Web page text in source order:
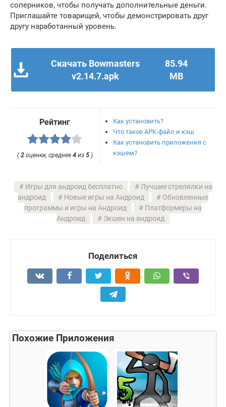
соперников, чтобы получать дополнительные деньги.
Приглашайте товарищей, чтобы демонстрировать друг
другу наработанный уровень.
Скачать Bowmasters
v2.14.7.apk
85.94
MB
Рейтинг
(2оценки, среднее 4из 5)
Как установить?
Что такое APK-файл и кэш
Как установить приложения с
кэшем?
Игры для андроид бесплатно
Лучшие стрелялки на
андроид
Новые игры на Андроид
Обновленные
программы и игры на Андроид
Платформеры на
Андроид
Экшен на андроид
Поделиться
Похожие Приложения